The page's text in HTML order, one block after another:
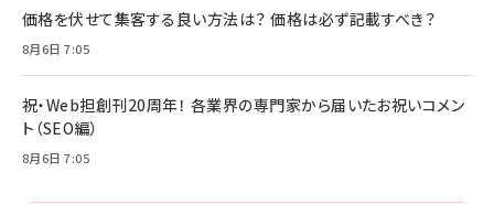
価格を伏せて集客する良い方法は？ 価格は必ず記載すべき？
8月6日 7:05
祝・Web担創刊20周年！ 各業界の専門家から届いたお祝いコメン
ト（SEO編）
8月6日 7:05